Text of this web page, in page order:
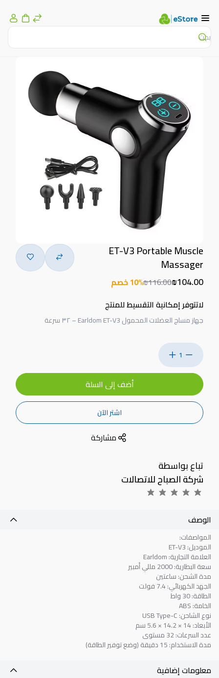
ET-V3 Portable Muscle
Massager
₪104.00
₪116.0010% خصم
لاتتوفر إمكانية التقسيط للمنتج
جهاز مساج العضلات المحمول Earldom ET-V3 – ٣٢ سرعة
1
أضف إلى السلة
اشتر الآن
مشاركة
تباع بواسطة
شركة الصباح للاتصالات
الوصف
المواصفات:
الموديل: ET-V3
العلامة التجارية: Earldom
سعة البطارية: 2000 مللي أمبير
مدة الشحن: ساعتين
الجهد الكهربائي: 7.4 فولت
الطاقة: 30 واط
الخامة: ABS
نوع الشاحن: USB Type-C
الأبعاد: 14 × 14.2 × 5.6 سم
عدد السرعات: 32 مستوى
مدة الاستخدام: 15 دقيقة (وضع توفير الطاقة)
معلومات إضافية